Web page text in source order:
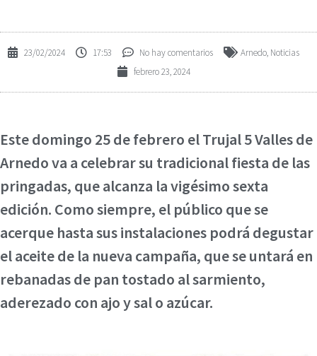
23/02/2024 17:53 No hay comentarios Arnedo, Noticias
febrero 23, 2024
Este domingo 25 de febrero el Trujal 5 Valles de
Arnedo va a celebrar su tradicional fiesta de las
pringadas, que alcanza la vigésimo sexta
edición. Como siempre, el público que se
acerque hasta sus instalaciones podrá degustar
el aceite de la nueva campaña, que se untará en
rebanadas de pan tostado al sarmiento,
aderezado con ajo y sal o azúcar.